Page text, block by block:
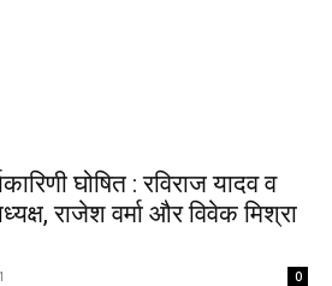
घोषित : रविराज यादव व
राजेश वर्मा और विवेक मिश्रा
0